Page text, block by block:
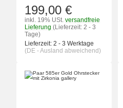
199,00 €
inkl. 19% USt. versandfreie
Lieferung (Lieferzeit: 2 - 3
Tage)
Lieferzeit: 2 - 3 Werktage
(DE - Ausland abweichend)